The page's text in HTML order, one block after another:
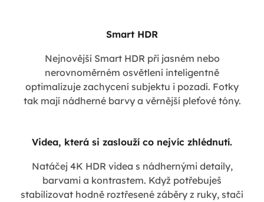
Smart HDR
Nejnovější Smart HDR při jasném nebo
nerovnoměrném osvětlení inteligentně
optimalizuje zachycení subjektu i pozadí. Fotky
tak mají nádherné barvy a věrnější pleťové tóny.
Videa, která si zaslouží co nejvíc zhlédnutí.
Natáčej 4K HDR videa s nádhernými detaily,
barvami a kontrastem. Když potřebuješ
stabilizovat hodně roztřesené záběry z ruky, stačí